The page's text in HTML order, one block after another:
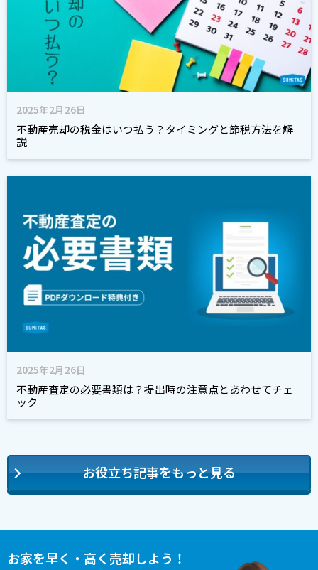
2025年2月26日
不動産売却の税金はいつ払う？タイミングと節税方法を解
説
2025年2月26日
不動産査定の必要書類は？提出時の注意点とあわせてチェ
ック
お役立ち記事をもっと見る
お家を早く・高く売却しよう！